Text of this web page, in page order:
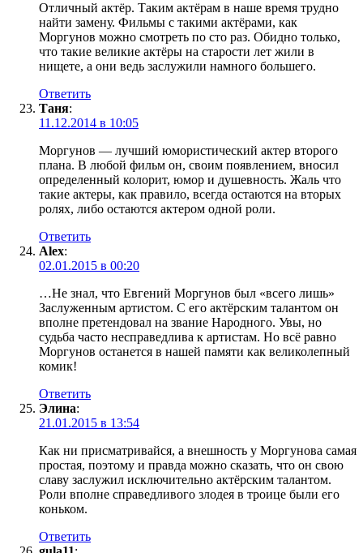
Отличный актёр. Таким актёрам в наше время трудно
найти замену. Фильмы с такими актёрами, как
Моргунов можно смотреть по сто раз. Обидно только,
что такие великие актёры на старости лет жили в
нищете, а они ведь заслужили намного большего.
Ответить
Таня:
11.12.2014 в 10:05
Моргунов — лучший юмористический актер второго
плана. В любой фильм он, своим появлением, вносил
определенный колорит, юмор и душевность. Жаль что
такие актеры, как правило, всегда остаются на вторых
ролях, либо остаются актером одной роли.
Ответить
Alex:
02.01.2015 в 00:20
…Не знал, что Евгений Моргунов был «всего лишь»
Заслуженным артистом. С его актёрским талантом он
вполне претендовал на звание Народного. Увы, но
судьба часто несправедлива к артистам. Но всё равно
Моргунов останется в нашей памяти как великолепный
комик!
Ответить
Элина:
21.01.2015 в 13:54
Как ни присматривайся, а внешность у Моргунова самая
простая, поэтому и правда можно сказать, что он свою
славу заслужил исключительно актёрским талантом.
Роли вполне справедливого злодея в троице были его
коньком.
Ответить